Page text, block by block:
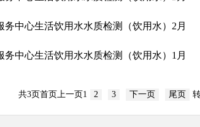
务中心生活饮用水水质检测（饮用水）2月
务中心生活饮用水水质检测（饮用水）1月
共3页首页上一页1 2 3 下一页 尾页